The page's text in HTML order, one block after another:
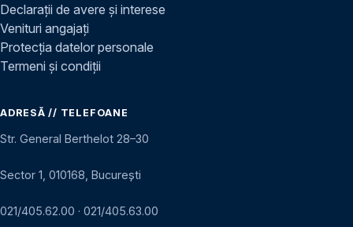
Declarații de avere și interese
Venituri angajați
Protecția datelor personale
Termeni și condiții
ADRESĂ // TELEFOANE
Str. General Berthelot 28–30
Sector 1, 010168, București
021/405.62.00 · 021/405.63.00